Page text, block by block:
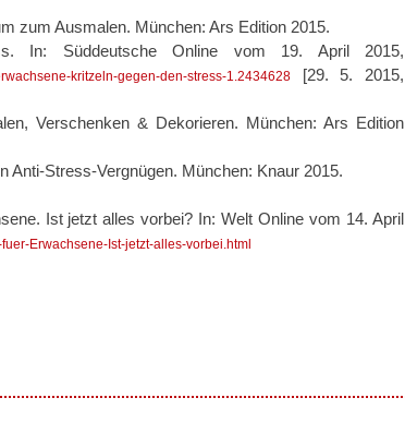
zum Ausmalen. München: Ars Edition 2015.
In: Süddeutsche Online vom 19. April 2015,
kritzeln-gegen-den-stress-1.2434628
[29. 5. 2015,
Verschenken & Dekorieren. München: Ars Edition
Stress-Vergnügen. München: Knaur 2015.
Ist jetzt alles vorbei? In: Welt Online vom 14. April
Erwachsene-Ist-jetzt-alles-vorbei.html